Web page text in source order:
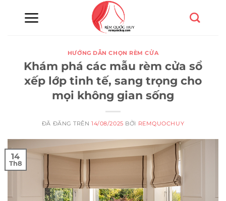
HƯỚNG DẪN CHỌN RÈM CỬA
Khám phá các mẫu rèm cửa sổ
xếp lớp tinh tế, sang trọng cho
mọi không gian sống
ĐÃ ĐĂNG TRÊN14/08/2025 BỞI REMQUOCHUY
14
Th8